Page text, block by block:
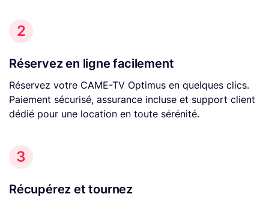
2
Réservez en ligne facilement
Réservez votre CAME-TV Optimus en quelques clics.
Paiement sécurisé, assurance incluse et support client
dédié pour une location en toute sérénité.
3
Récupérez et tournez